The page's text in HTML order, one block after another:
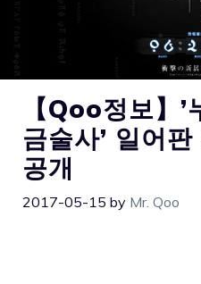
【Qoo정보】
금술사’ 일어
공개
2017-05-15 by Mr. Qoo